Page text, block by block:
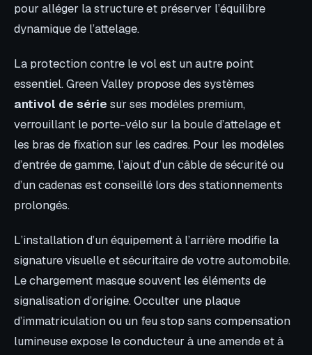
pour alléger la structure et préserver l’équilibre
dynamique de l’attelage.
La protection contre le vol est un autre point
essentiel. Green Valley propose des systèmes
antivol de série sur ses modèles premium,
verrouillant le porte-vélo sur la boule d’attelage et
les bras de fixation sur les cadres. Pour les modèles
d’entrée de gamme, l’ajout d’un câble de sécurité ou
d’un cadenas est conseillé lors des stationnements
prolongés.
L’installation d’un équipement à l’arrière modifie la
signature visuelle et sécuritaire de votre automobile.
Le chargement masque souvent les éléments de
signalisation d’origine. Occulter une plaque
d’immatriculation ou un feu stop sans compensation
lumineuse expose le conducteur à une amende et à